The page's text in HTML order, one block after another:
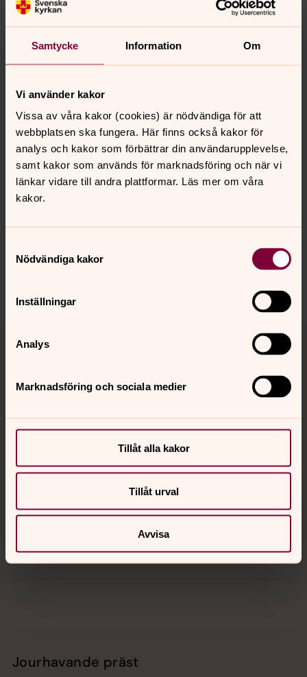
Samtycke Information Om
Vi använder kakor
Vissa av våra kakor (cookies) är nödvändiga för att
webbplatsen ska fungera. Här finns också kakor för
analys och kakor som förbättrar din användarupplevelse,
samt kakor som används för marknadsföring och när vi
länkar vidare till andra plattformar. Läs mer om våra
kakor.
Nödvändiga kakor
Inställningar
Analys
Marknadsföring och sociala medier
Tillåt alla kakor
Tillåt urval
Avvisa
Besökstider:
må, on, fre kl 10:00 - 12:00
E-post:
hallstahammar-kolback@svenskakyrkan.se
Senast ändrad 26 september 2024
Synpunkter eller frågor på sidans
Dela
Sociala kanaler
Jourhavande präst